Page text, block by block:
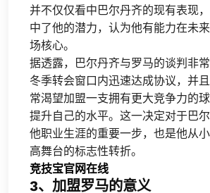
并不仅仅看中巴尔丹齐的现有表现
中了他的潜力，认为他有能力在未
场核心。
据透露，巴尔丹齐与罗马的谈判非
冬季转会窗口内迅速达成协议，并
常渴望加盟一支拥有更大竞争力的
提升自己的水平。这一决定对于巴
他职业生涯的重要一步，也是他从
高舞台的标志性转折。
竞技宝官网在线
3、加盟罗马的意义